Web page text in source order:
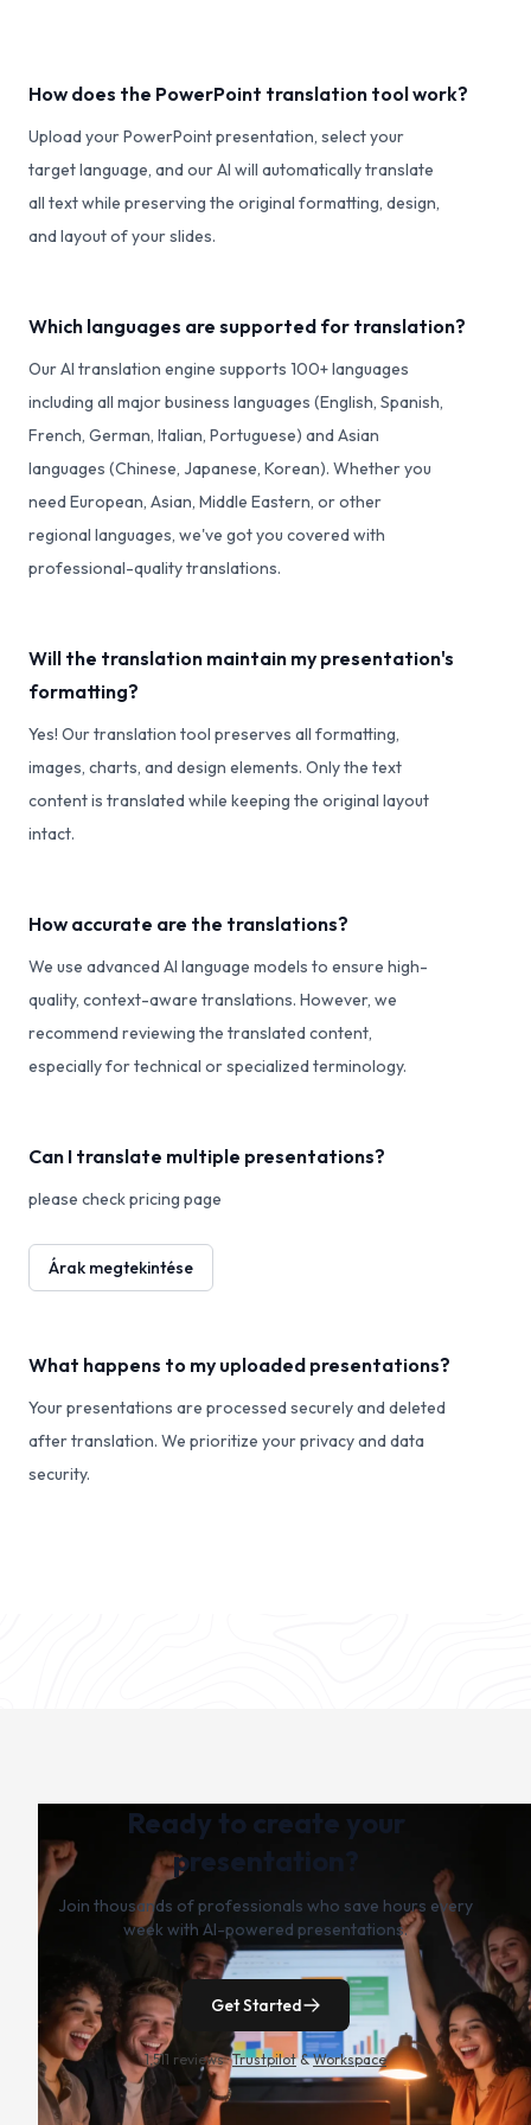
How does the PowerPoint translation tool work?
Upload your PowerPoint presentation, select your
target language, and our AI will automatically translate
all text while preserving the original formatting, design,
and layout of your slides.
Which languages are supported for translation?
Our AI translation engine supports 100+ languages
including all major business languages (English, Spanish,
French, German, Italian, Portuguese) and Asian
languages (Chinese, Japanese, Korean). Whether you
need European, Asian, Middle Eastern, or other
regional languages, we've got you covered with
professional-quality translations.
Will the translation maintain my presentation's
formatting?
Yes! Our translation tool preserves all formatting,
images, charts, and design elements. Only the text
content is translated while keeping the original layout
intact.
How accurate are the translations?
We use advanced AI language models to ensure high-
quality, context-aware translations. However, we
recommend reviewing the translated content,
especially for technical or specialized terminology.
Can I translate multiple presentations?
please check pricing page
Árak megtekintése
What happens to my uploaded presentations?
Your presentations are processed securely and deleted
after translation. We prioritize your privacy and data
security.
Ready to create your
presentation?
Join thousands of professionals who save hours every
week with AI-powered presentations.
Get Started
1,511 reviews · Trustpilot & Workspace